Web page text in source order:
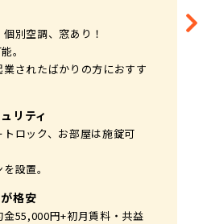
別空調、窓あり！
。
されたばかりの方におすす
リティ
ロック、お部屋は施錠可
設置。
格安
55,000円+初月賃料・共益
別空調、窓あり！
。
や1人利用で広く使いたい
リティ
ロック、お部屋は施錠可
設置。
格安
金110,000円+初月賃料・共
別空調、窓あり！
。
利用で広く使いたい方にお
リティ
ロック、お部屋は施錠可
設置。
格安
金110,000円+初月賃料・共
別空調、窓あり！
。
4室のみ！開放感のある個
リティ
ロック、お部屋は施錠可
設置。
格安
金110,000円+初月賃料・共
別空調、窓あり！
。
期のプロジェクト利用にお
リティ
ロック、お部屋は施錠可
設置。
格安
金110,000円+初月賃料・共
別空調、窓あり！
。
部屋！短期のプロジェクト
リティ
ロック、お部屋は施錠可
設置。
格安
金110,000円+初月賃料・共
別空調、窓あり！
。
、短期のプロジェクト利用
リティ
ロック、お部屋は施錠可
設置。
格安
金110,000円+初月賃料・共
別空調、窓あり！
。
テライトオフィスとしても
リティ
ロック、お部屋は施錠可
設置。
格安
金110,000円+初月賃料・共